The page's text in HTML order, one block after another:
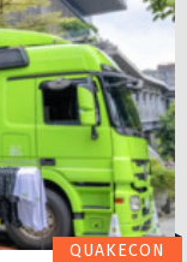
QUAKECON